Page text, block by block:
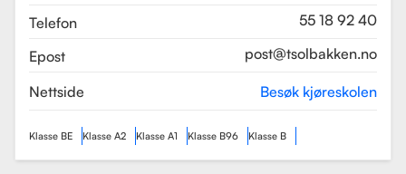
Telefon
55 18 92 40
Epost
post@tsolbakken.no
Nettside Besøk kjøreskolen
Klasse BE Klasse A2 Klasse A1 Klasse B96 Klasse B